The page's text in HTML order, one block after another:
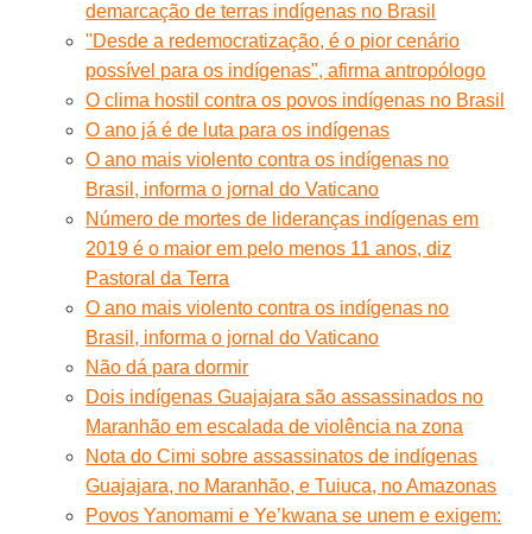
demarcação de terras indígenas no Brasil
"Desde a redemocratização, é o pior cenário
possível para os indígenas", afirma antropólogo
O clima hostil contra os povos indígenas no Brasil
O ano já é de luta para os indígenas
O ano mais violento contra os indígenas no
Brasil, informa o jornal do Vaticano
Número de mortes de lideranças indígenas em
2019 é o maior em pelo menos 11 anos, diz
Pastoral da Terra
O ano mais violento contra os indígenas no
Brasil, informa o jornal do Vaticano
Não dá para dormir
Dois indígenas Guajajara são assassinados no
Maranhão em escalada de violência na zona
Nota do Cimi sobre assassinatos de indígenas
Guajajara, no Maranhão, e Tuiuca, no Amazonas
Povos Yanomami e Ye’kwana se unem e exigem: